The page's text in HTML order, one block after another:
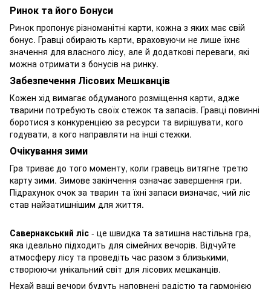
Ринок та його Бонуси
Ринок пропонує різноманітні карти, кожна з яких має свій
бонус. Гравці обирають карти, враховуючи не лише їхнє
значення для власного лісу, але й додаткові переваги, які
можна отримати з бонусів на ринку.
Забезпечення Лісових Мешканців
Кожен хід вимагає обдуманого розміщення карти, адже
тварини потребують своїх стежок та запасів. Гравці повинні
боротися з конкуренцією за ресурси та вирішувати, кого
годувати, а кого направляти на інші стежки.
Очікування зими
Гра триває до того моменту, коли гравець витягне третю
карту зими. Зимове закінчення означає завершення гри.
Підрахунок очок за тварин та їхні запаси визначає, чий ліс
став найзатишнішим для життя.
Савернакський ліс - це швидка та затишна настільна гра,
яка ідеально підходить для сімейних вечорів. Відчуйте
атмосферу лісу та проведіть час разом з близькими,
створюючи унікальний світ для лісових мешканців.
Нехай ваші вечори будуть наповнені радістю та гармонією